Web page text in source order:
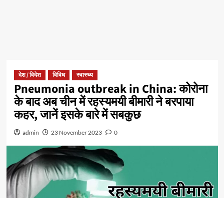
देश / विदेश विविध स्वास्थ्य
Pneumonia outbreak in China: कोरोना
के बाद अब चीन में रहस्यमयी बीमारी ने बरपाया
कहर, जानें इसके बारे में सबकुछ
admin 23 November 2023 0